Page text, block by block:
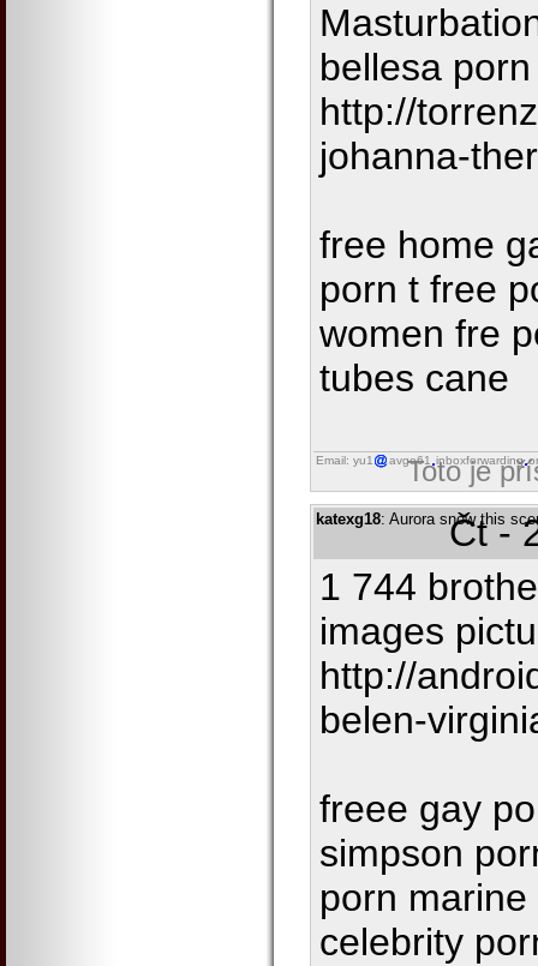
bellesa
http://
johanna-
free home
porn t free
women fre
tubes cane
Email: yu1 avgo61 inboxforwarding
Toto je
katexg18: Aurora snow this
Čt -
1 744
images
http://
belen-
freee gay
simpson
porn
celebrity